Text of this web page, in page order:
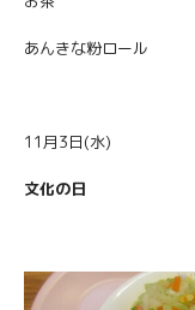
あんきな粉ロール
11月3日(水)
文化の日